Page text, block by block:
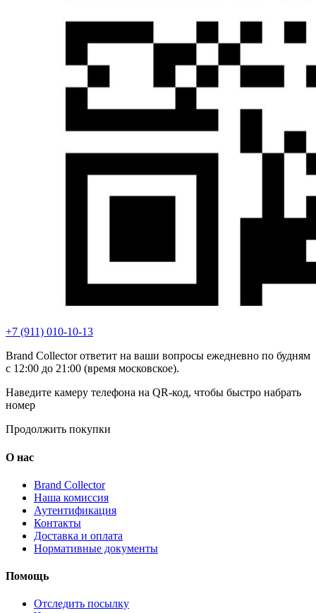
+7 (911) 010-10-13
Brand Collector ответит на ваши вопросы ежедневно по будням
с 12:00 до 21:00 (время московское).
Наведите камеру телефона на QR-код, чтобы быстро набрать
номер
Продолжить покупки
О нас
Brand Collector
Наша комиссия
Аутентификация
Контакты
Доставка и оплата
Нормативные документы
Помощь
Отследить посылку